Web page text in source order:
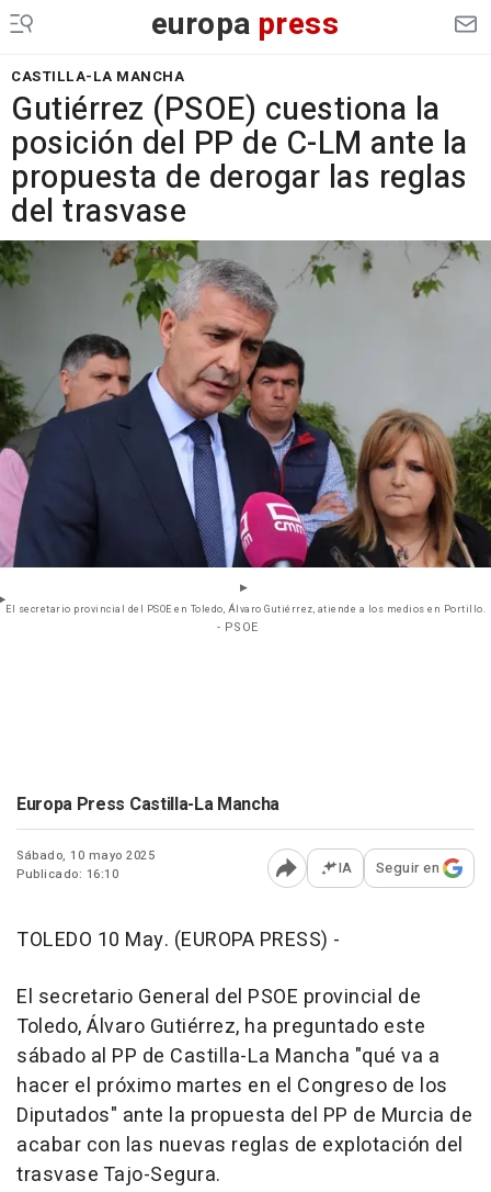
europa press
CASTILLA-LA MANCHA
Gutiérrez (PSOE) cuestiona la
posición del PP de C-LM ante la
propuesta de derogar las reglas
del trasvase
El secretario provincial del PSOE en Toledo, Álvaro Gutiérrez, atiende a los medios en Portillo.
- PSOE
Europa Press Castilla-La Mancha
Sábado, 10 mayo 2025
Publicado: 16:10
Abrir opciones para
IA Seguir en
TOLEDO 10 May. (EUROPA PRESS) -
El secretario General del PSOE provincial de
Toledo, Álvaro Gutiérrez, ha preguntado este
sábado al PP de Castilla-La Mancha "qué va a
hacer el próximo martes en el Congreso de los
Diputados" ante la propuesta del PP de Murcia de
acabar con las nuevas reglas de explotación del
trasvase Tajo-Segura.